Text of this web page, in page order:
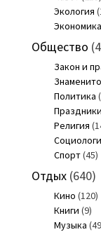
Экология
Экономика
Общество
Закон и
Политика
Религия
Спорт(45)
Отдых(640)
Кино (120)
Книги (9)
Музыка